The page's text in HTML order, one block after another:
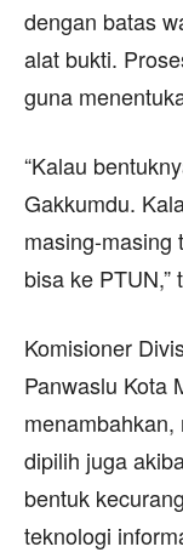
dengan batas
alat bukti.
guna
“Kalau
Gakkumdu.
masing-masing
bisa ke PTUN,”
Komisioner
Panwaslu Kota
dipilih juga
bentuk
teknologi